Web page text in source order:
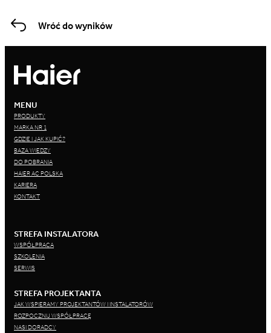
Wróć do wyników
MENU
PRODUKTY
MARKA NR 1
GDZIE I JAK KUPIĆ?
BAZA WIEDZY
DO POBRANIA
HAIER AC POLSKA
KARIERA
KONTAKT
STREFA INSTALATORA
WSPÓŁPRACA
SZKOLENIA
SERWIS
STREFA PROJEKTANTA
JAK WSPIERAMY PROJEKTANTÓW I INSTALATORÓW
ROZPOCZNIJ WSPÓŁPRACĘ
NASI DORADCY